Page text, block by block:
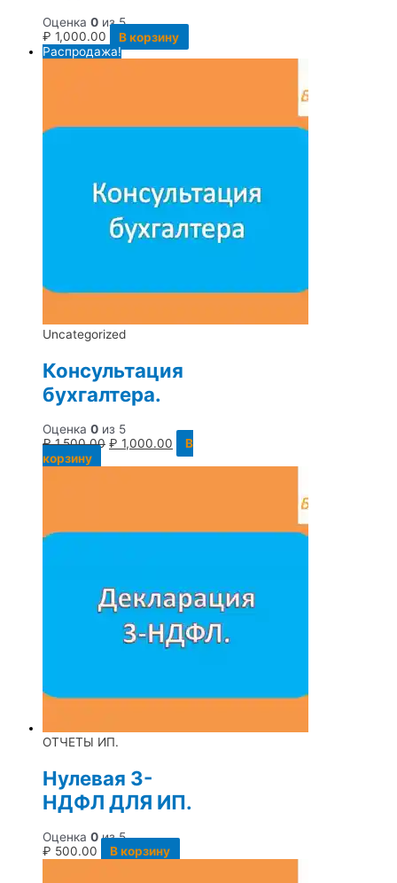
Оценка 0 из 5
₽ 1,000.00
В корзину
Распродажа!
Uncategorized
Консультация
бухгалтера.
Оценка 0 из 5
₽1,500.00 ₽ 1,000.00
В
корзину
ОТЧЕТЫ ИП.
Нулевая 3-
НДФЛ ДЛЯ ИП.
Оценка 0из 5
₽ 500.00 В корзину